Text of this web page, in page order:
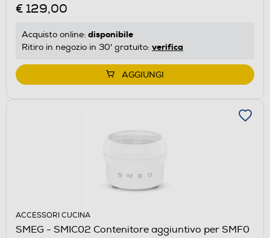
€ 129,00
Acquisto online: disponibile
Ritiro in negozio in 30' gratuito: verifica
AGGIUNGI
ACCESSORI CUCINA
SMEG - SMIC02 Contenitore aggiuntivo per SMF0